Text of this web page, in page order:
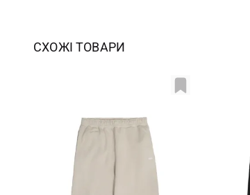
СХОЖІ ТОВАРИ